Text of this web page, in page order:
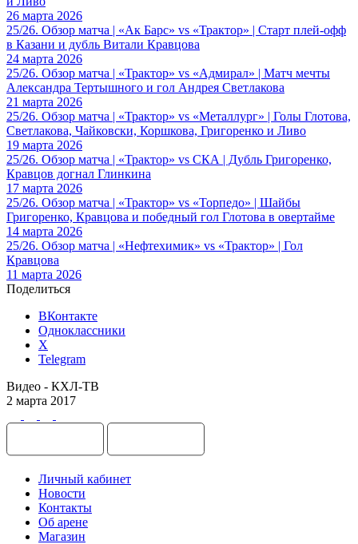
26 марта 2026
25/26. Обзор матча | «Ак Барс» vs «Трактор» | Старт плей-офф
в Казани и дубль Витали Кравцова
24 марта 2026
25/26. Обзор матча | «Трактор» vs «Адмирал» | Матч мечты
Александра Тертышного и гол Андрея Светлакова
21 марта 2026
25/26. Обзор матча | «Трактор» vs «Металлург» | Голы Глотова,
Светлакова, Чайковски, Коршкова, Григоренко и Ливо
19 марта 2026
25/26. Обзор матча | «Трактор» vs СКА | Дубль Григоренко,
Кравцов догнал Глинкина
17 марта 2026
25/26. Обзор матча | «Трактор» vs «Торпедо» | Шайбы
Григоренко, Кравцова и победный гол Глотова в овертайме
14 марта 2026
25/26. Обзор матча | «Нефтехимик» vs «Трактор» | Гол
Кравцова
11 марта 2026
Поделиться
ВКонтакте
Одноклассники
X
Telegram
Видео - КХЛ-ТВ
2 марта 2017
Личный кабинет
Новости
Контакты
Об арене
Магазин